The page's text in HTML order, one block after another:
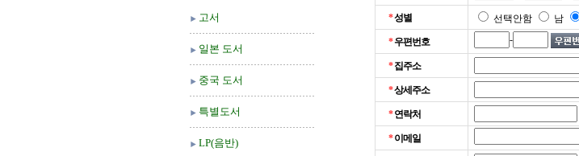
고서
일본 도서
중국 도서
특별도서
LP(음반)
*성별 선택안함 남
*우편번호 -
*집주소
*상세주소
*연락처
*이메일